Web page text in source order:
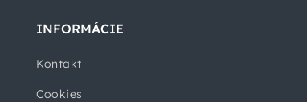
INFORMÁCIE
Kontakt
Cookies